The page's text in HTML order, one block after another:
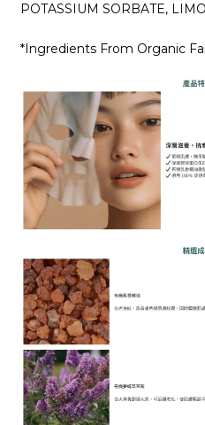
POTASSIUM SORBATE,
*Ingredients From Organic